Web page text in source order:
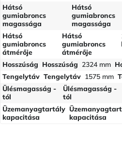
Hátsó
gumiabroncs
magassága
Hátsó
gumiabroncs
magassága
Hátsó
gumiabroncs
átmérője
Hátsó
gumiabroncs
átmérője
Hosszúság Hosszúság 2324 mm
Tengelytáv Tengelytáv 1575 mm
Ülésmagasság -
tól
Ülésmagasság -
tól
Üzemanyagtartály
kapacitása
kapacitása